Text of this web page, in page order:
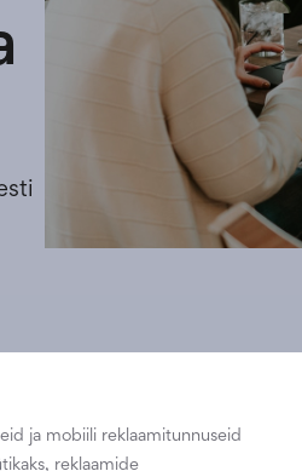
8 tundi päevas ja 40
2020. aasta detsembri
ja mobiili reklaamitunnuseid
reklaamide